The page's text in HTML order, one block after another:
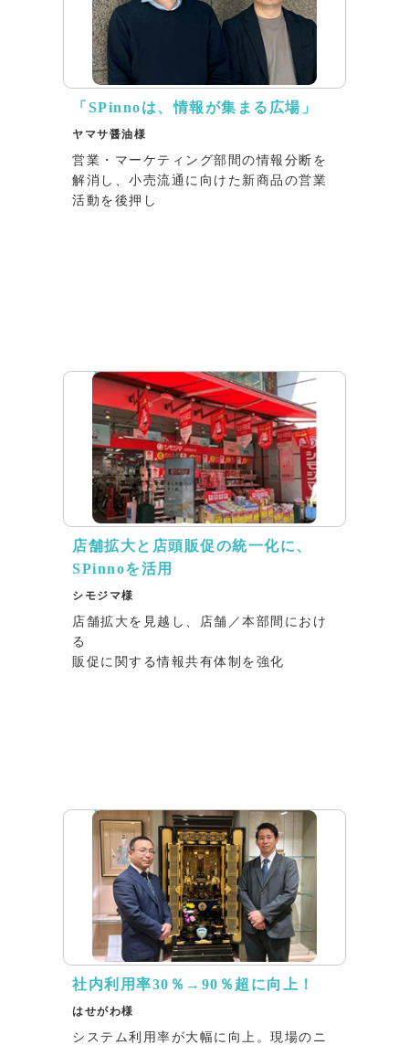
「SPinnoは、情報が集まる広場」
ヤマサ醤油様
営業・マーケティング部間の情報分断を
解消し、小売流通に向けた新商品の営業
活動を後押し
店舗拡大と店頭販促の統一化に、
SPinnoを活用
シモジマ様
店舗拡大を見越し、店舗／本部間におけ
る
販促に関する情報共有体制を強化
社内利用率30％→90％超に向上！
はせがわ様
システム利用率が大幅に向上。現場のニ